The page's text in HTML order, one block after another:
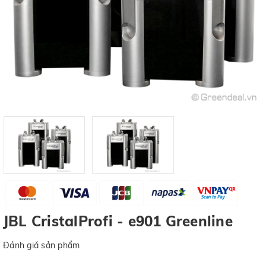
JBL CristalProfi - e901 Greenline
Đánh giá sản phẩm